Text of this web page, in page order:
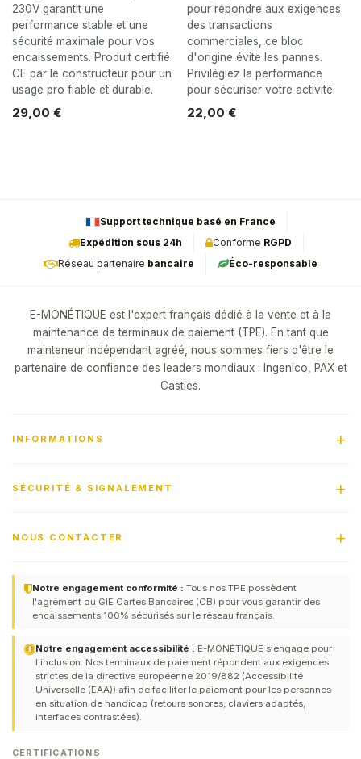
230V garantit une
performance stable et une
sécurité maximale pour vos
encaissements. Produit certifié
CE par le constructeur pour un
usage pro fiable et durable.
29,00 €
pour répondre aux exigences
des transactions
commerciales, ce bloc
d'origine évite les pannes.
Privilégiez la performance
pour sécuriser votre activité.
22,00 €
Support technique basé en France
Expédition sous 24h
Conforme RGPD
Réseau partenaire bancaire Éco-responsable
E-MONÉTIQUE est l'expert français dédié à la vente et à la
maintenance de terminaux de paiement (TPE). En tant que
mainteneur indépendant agréé, nous sommes fiers d'être le
partenaire de confiance des leaders mondiaux : Ingenico, PAX et
Castles.
INFORMATIONS
SÉCURITÉ & SIGNALEMENT
NOUS CONTACTER
Notre engagement conformité : Tous nos TPE possèdent
l'agrément du GIE Cartes Bancaires (CB) pour vous garantir des
encaissements 100% sécurisés sur le réseau français.
Notre engagement accessibilité : E-MONÉTIQUE s'engage pour
l'inclusion. Nos terminaux de paiement répondent aux exigences
strictes de la directive européenne 2019/882 (Accessibilité
Universelle (EAA)) afin de faciliter le paiement pour les personnes
en situation de handicap (retours sonores, claviers adaptés,
interfaces contrastées).
CERTIFICATIONS